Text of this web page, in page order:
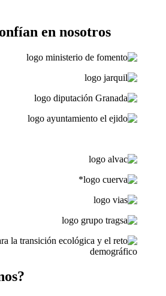
en nosotros